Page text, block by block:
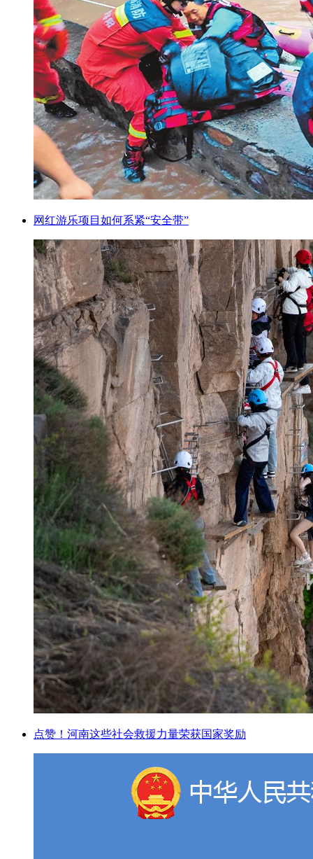
网红游乐项目如何系紧“安全带”
点赞！河南这些社会救援力量荣获国家奖励